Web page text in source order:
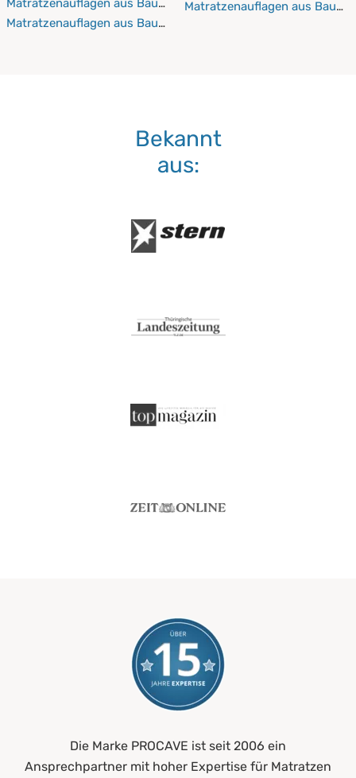
Matratzenauflagen aus Baumwolle 120x220 cm
Matratzenauflagen aus Baumwolle 130x190 cm
Matratzenauflagen aus
Bekannt
aus:
Die Marke PROCAVE ist seit 2006 ein
Ansprechpartner mit hoher Expertise für Matratzen